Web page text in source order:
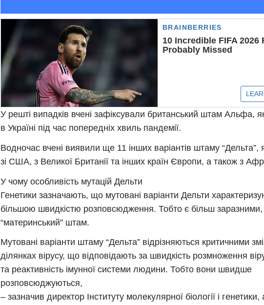
У решті випадків вчені зафіксували британський штам Альфа,
в Україні під час попередніх хвиль пандемії.
Водночас вчені виявили ще 11 інших варіантів штаму “Дельта”,
зі США, з Великої Британії та інших країн Європи, а також з
У чому особливість мутацій Дельти
Генетики зазначають, що мутовані варіанти Дельти
більшою швидкістю розповсюдження. Тобто є більш заразними,
“материнський” штам.
Мутовані варіанти штаму “Дельта” відрізняються критичними
ділянках вірусу, що відповідають за швидкість розмноження
та реактивність імунної системи людини. Тобто вони швидше
розповсюджуються,
– зазначив директор Інституту молекулярної біології і генетики,